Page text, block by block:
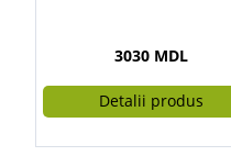
3030 MDL
Detalii produs